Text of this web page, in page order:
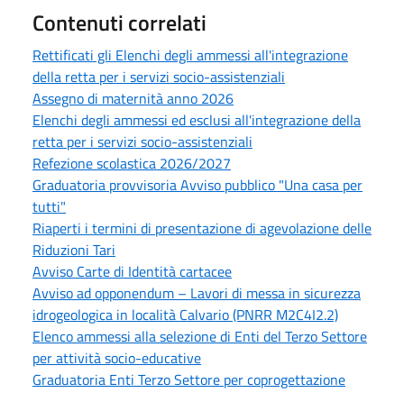
Contenuti correlati
Rettificati gli Elenchi degli ammessi all'integrazione
della retta per i servizi socio-assistenziali
Assegno di maternità anno 2026
Elenchi degli ammessi ed esclusi all'integrazione della
retta per i servizi socio-assistenziali
Refezione scolastica 2026/2027
Graduatoria provvisoria Avviso pubblico "Una casa per
tutti"
Riaperti i termini di presentazione di agevolazione delle
Riduzioni Tari
Avviso Carte di Identità cartacee
Avviso ad opponendum – Lavori di messa in sicurezza
idrogeologica in località Calvario (PNRR M2C4I2.2)
Elenco ammessi alla selezione di Enti del Terzo Settore
per attività socio-educative
Graduatoria Enti Terzo Settore per coprogettazione